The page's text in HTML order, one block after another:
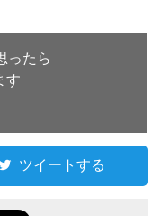
ったら
す
ツイートする